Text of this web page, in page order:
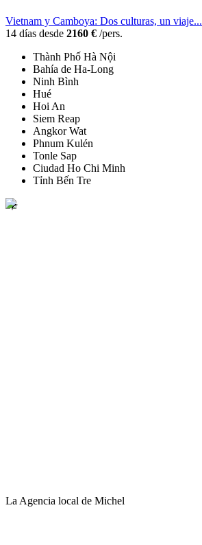
Vietnam y Camboya: Dos culturas, un viaje...
14 días desde 2160 € /pers.
Thành Phố Hà Nội
Bahía de Ha-Long
Ninh Bình
Hué
Hoi An
Siem Reap
Angkor Wat
Phnum Kulén
Tonle Sap
Ciudad Ho Chi Minh
Tỉnh Bến Tre
La Agencia local de Michel